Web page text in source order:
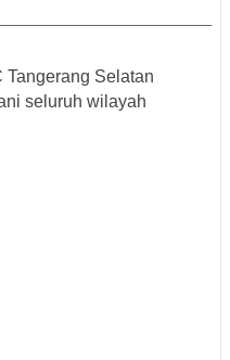
Tangerang Selatan
seluruh wilayah